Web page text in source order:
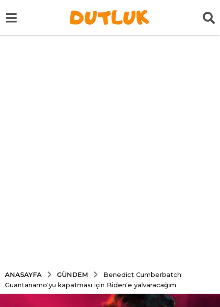
ANASAYFA GÜNDEM
Benedict Cumberbatch:
Guantanamo'yu kapatması için Biden'e yalvaracağım